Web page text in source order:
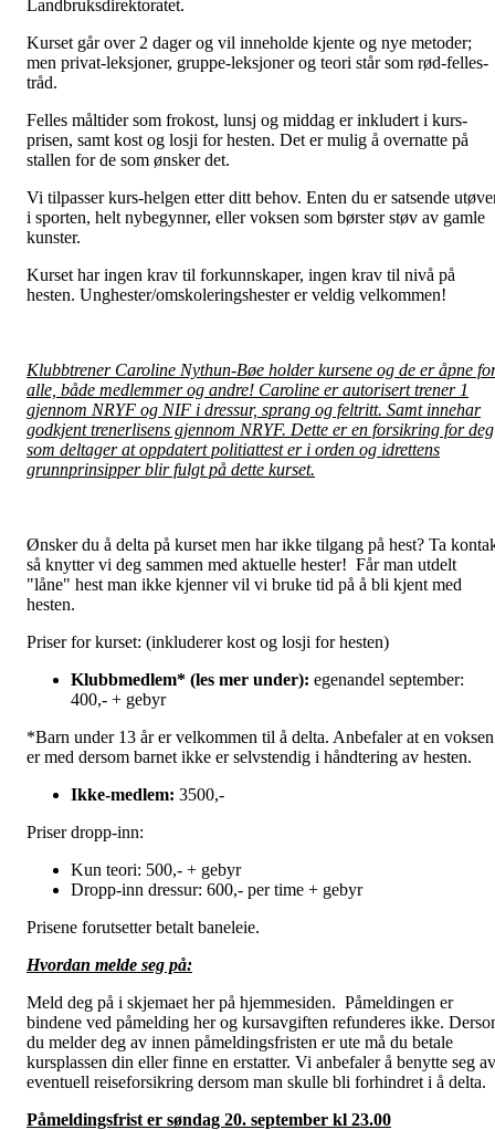
Landbruksdirektoratet.
Kurset går over 2 dager og vil inneholde kjente og nye metoder;
men privat-leksjoner, gruppe-leksjoner og teori står som rød-felles-
tråd.
Felles måltider som frokost, lunsj og middag er inkludert i kurs-
prisen, samt kost og losji for hesten. Det er mulig å overnatte på
stallen for de som ønsker det.
Vi tilpasser kurs-helgen etter ditt behov. Enten du er satsende
i sporten, helt nybegynner, eller voksen som børster støv av gamle
kunster.
Kurset har ingen krav til forkunnskaper, ingen krav til nivå på
hesten. Unghester/omskoleringshester er veldig velkommen!
Klubbtrener Caroline Nythun-Bøe holder kursene og de er åpne
alle, både medlemmer og andre! Caroline er autorisert trener 1
gjennom NRYF og NIF i dressur, sprang og feltritt. Samt innehar
godkjent trenerlisens gjennom NRYF. Dette er en forsikring for deg
som deltager at oppdatert politiattest er i orden og idrettens
grunnprinsipper blir fulgt på dette kurset.
Ønsker du å delta på kurset men har ikke tilgang på hest? Ta
så knytter vi deg sammen med aktuelle hester! Får man utdelt
"låne" hest man ikke kjenner vil vi bruke tid på å bli kjent med
hesten.
Priser for kurset: (inkluderer kost og losji for hesten)
Klubbmedlem* (les mer under): egenandel september:
400,- + gebyr
*Barn under 13 år er velkommen til å delta. Anbefaler at en voksen
er med dersom barnet ikke er selvstendig i håndtering av hesten.
Ikke-medlem: 3500,-
Priser dropp-inn:
Kun teori: 500,- + gebyr
Dropp-inn dressur: 600,- per time + gebyr
Prisene forutsetter betalt baneleie.
Hvordan melde seg på:
Meld deg på i skjemaet her på hjemmesiden. Påmeldingen er
bindene ved påmelding her og kursavgiften refunderes ikke.
du melder deg av innen påmeldingsfristen er ute må du betale
kursplassen din eller finne en erstatter. Vi anbefaler å benytte seg av
eventuell reiseforsikring dersom man skulle bli forhindret i å delta.
Påmeldingsfrist er søndag 20. september kl 23.00